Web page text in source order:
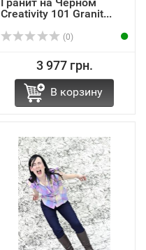
Creativity 101 Granit...
(0)
3 977 грн.
В корзину